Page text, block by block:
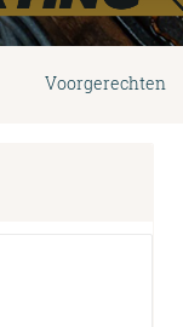
Voorgerechten